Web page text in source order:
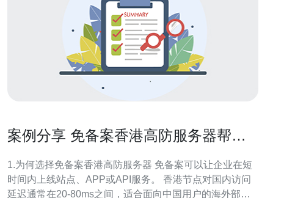
案例分享 免备案香港高防服务器帮助
1.为何选择免备案香港高防服务器 免备案可以让企业在短
时间内上线站点、APP或API服务。 香港节点对国内访问
延迟通常在20-80ms之间，适合面向中国用户的海外部